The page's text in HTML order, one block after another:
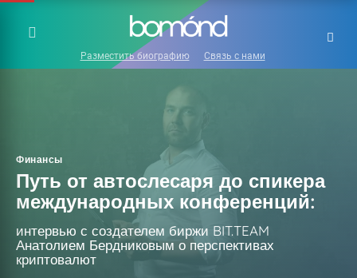
Разместить биографию Связь с нами
Финансы
Путь от автослесаря до спикера
международных конференций:
интервью с создателем биржи BIT.TEAM
Анатолием Бердниковым о перспективах
криптовалют